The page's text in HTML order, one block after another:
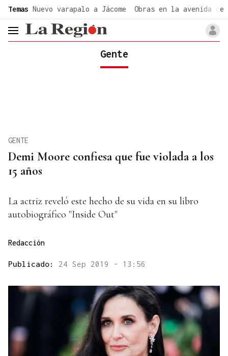
Temas Nuevo varapalo a Jácome Obras en la avenida de
header.menu.open
Gente
Demi Moore confiesa que fue violada a los
15 años
GENTE
La actriz reveló este hecho de su vida en su libro
autobiográfico "Inside Out"
Redacción
Publicado: 24 Sep 2019 - 13:56